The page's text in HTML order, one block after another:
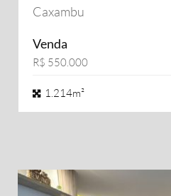
Caxambu
Venda
R$ 550.000
1.214m²